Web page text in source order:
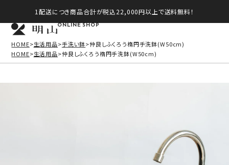
1配送につき商品合計が税込22,000円以上で送料無料！
ONLINE SHOP
HOME 生活用品 手洗い鉢 仲良しふくろう楕円手洗鉢(W50cm)
HOME
生活用品 仲良しふくろう楕円手洗鉢(W50cm)